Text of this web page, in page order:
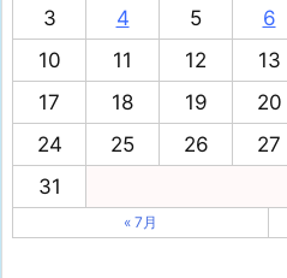
3
4 5 6
10
11 12 13
17
18 19 20
24
25 26 27
31
« 7月